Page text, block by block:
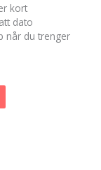
kort
dato
når du trenger